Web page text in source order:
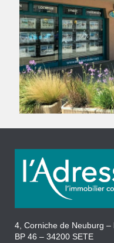
4, Corniche de Neuburg
BP 46 – 34200 SETE